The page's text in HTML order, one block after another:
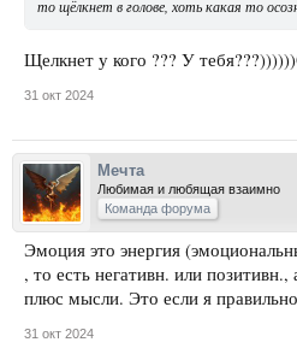
то щёлкнет в голове, хоть какая то
Щелкнет у кого ??? У
31 окт 2024
Мечта
Любимая и любящая взаимно
Команда форума
Эмоция это энергия
, то есть негативн. или
плюс мысли. Это если я
31 окт 2024